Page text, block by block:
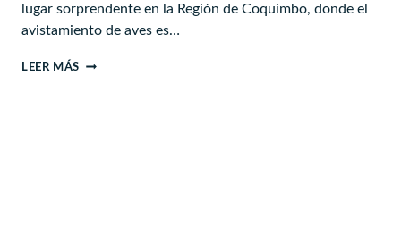
lugar sorprendente en la Región de Coquimbo, donde el
avistamiento de aves es…
LEER MÁS HUMEDAL